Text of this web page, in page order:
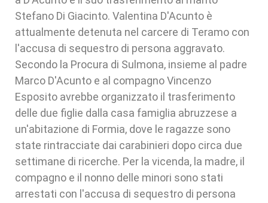
Stefano Di Giacinto. Valentina D'Acunto è
attualmente detenuta nel carcere di Teramo con
l'accusa di sequestro di persona aggravato.
Secondo la Procura di Sulmona, insieme al padre
Marco D'Acunto e al compagno Vincenzo
Esposito avrebbe organizzato il trasferimento
delle due figlie dalla casa famiglia abruzzese a
un'abitazione di Formia, dove le ragazze sono
state rintracciate dai carabinieri dopo circa due
settimane di ricerche. Per la vicenda, la madre, il
compagno e il nonno delle minori sono stati
arrestati con l'accusa di sequestro di persona